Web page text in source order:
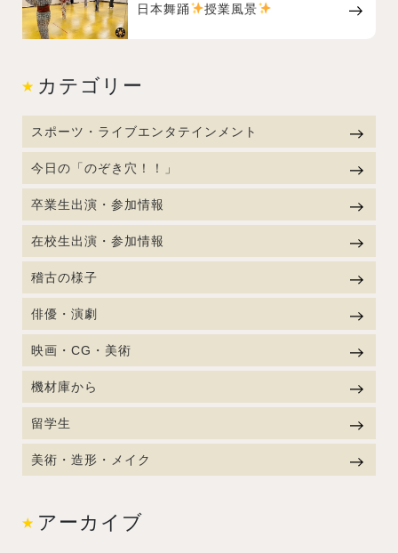
日本舞踊 授業風景
カテゴリー
スポーツ・ライブエンタテインメント
今日の「のぞき穴！！」
卒業生出演・参加情報
在校生出演・参加情報
稽古の様子
俳優・演劇
映画・CG・美術
機材庫から
留学生
美術・造形・メイク
アーカイブ